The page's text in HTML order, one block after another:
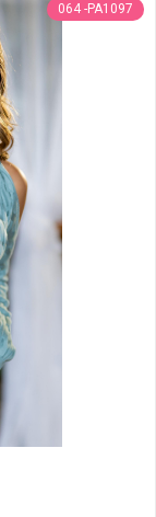
064 -PA1097